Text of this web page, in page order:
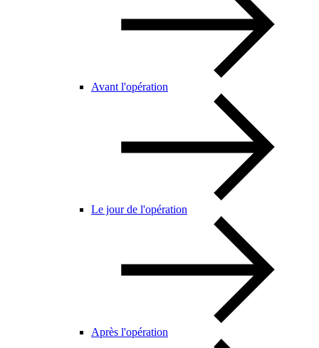
Avant l'opération
Le jour de l'opération
Après l'opération